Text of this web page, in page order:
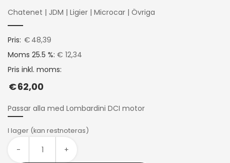
Chatenet | JDM | Ligier | Microcar | Övriga
Pris: € 48,39
Moms 25.5 %: € 12,34
Pris inkl. moms:
€62,00
Passar alla med Lombardini DCI motor
I lager (kan restnoteras)
- +